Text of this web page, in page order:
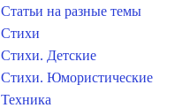
Статьи на разные темы
Стихи
Стихи. Детские
Стихи. Юмористические
Техника